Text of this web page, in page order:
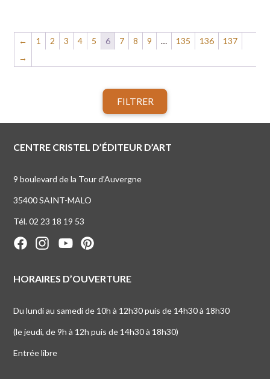
← 1 2 3 4 5 6 7 8 9 … 135 136
137
→
FILTRER
CENTRE CRISTEL D’ÉDITEUR D’ART
9 boulevard de la Tour d’Auvergne
35400 SAINT-MALO
Tél. 02 23 18 19 53
HORAIRES D’OUVERTURE
Du lundi au samedi de 10h à 12h30 puis de 14h30 à 18h30
(le jeudi, de 9h à 12h puis de 14h30 à 18h30)
Entrée libre